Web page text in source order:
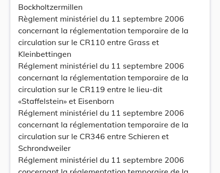
Bockholtzermillen
Règlement ministériel du 11 septembre 2006
concernant la réglementation temporaire de la
circulation sur le CR110 entre Grass et
Kleinbettingen
Réglement ministériel du 11 septembre 2006
concernant la réglementation temporaire de la
circulation sur le CR119 entre le lieu-dit
«Staffelstein» et Eisenborn
Réglement ministériel du 11 septembre 2006
concernant la réglementation temporaire de la
circulation sur le CR346 entre Schieren et
Schrondweiler
Réglement ministériel du 11 septembre 2006